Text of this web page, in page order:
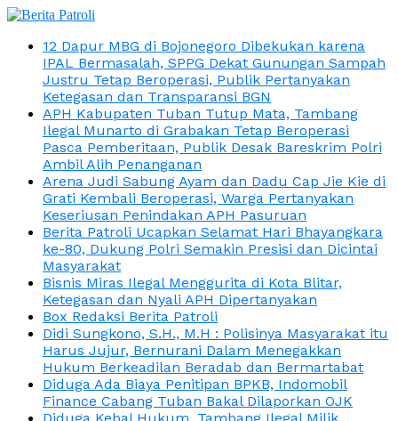
12 Dapur MBG di Bojonegoro Dibekukan karena
IPAL Bermasalah, SPPG Dekat Gunungan Sampah
Justru Tetap Beroperasi, Publik Pertanyakan
Ketegasan dan Transparansi BGN
APH Kabupaten Tuban Tutup Mata, Tambang
Ilegal Munarto di Grabakan Tetap Beroperasi
Pasca Pemberitaan, Publik Desak Bareskrim Polri
Ambil Alih Penanganan
Arena Judi Sabung Ayam dan Dadu Cap Jie Kie di
Grati Kembali Beroperasi, Warga Pertanyakan
Keseriusan Penindakan APH Pasuruan
Berita Patroli Ucapkan Selamat Hari Bhayangkara
ke-80, Dukung Polri Semakin Presisi dan Dicintai
Masyarakat
Bisnis Miras Ilegal Menggurita di Kota Blitar,
Ketegasan dan Nyali APH Dipertanyakan
Box Redaksi Berita Patroli
Didi Sungkono, S.H., M.H : Polisinya Masyarakat itu
Harus Jujur, Bernurani Dalam Menegakkan
Hukum Berkeadilan Beradab dan Bermartabat
Diduga Ada Biaya Penitipan BPKB, Indomobil
Finance Cabang Tuban Bakal Dilaporkan OJK